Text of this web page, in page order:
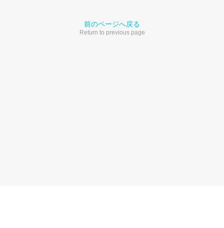
前のページへ戻る
Return to previous page